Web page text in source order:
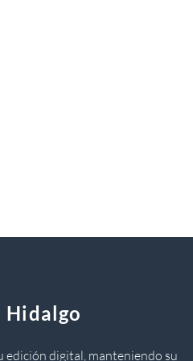
Hidalgo
edición digital, manteniendo su